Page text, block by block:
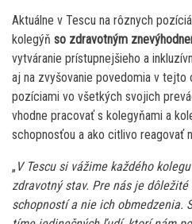
Aktuálne v Tescu na rôznych
kolegýň so zdravotným
vytváranie prístupnejšieho a
aj na zvyšovanie povedomia v tejto
pozíciami vo všetkých svojich
vhodne pracovať s kolegyňami a
schopnosťou a ako citlivo reagovať
„ V Tescu si vážime každého
zdravotný stav. Pre nás je
schopností a nie ich obmedzenia.